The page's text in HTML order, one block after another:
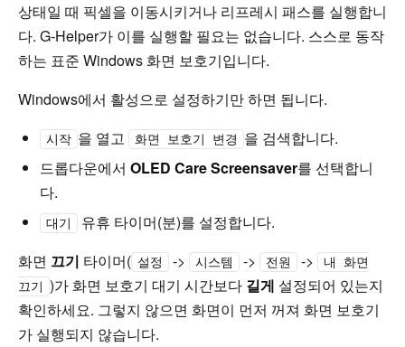
상태일 때 픽셀을 이동시키거나 리프레시 패스를 실행합니
다. G-Helper가 이를 실행할 필요는 없습니다. 스스로 동작
하는 표준 Windows 화면 보호기입니다.
Windows에서 활성으로 설정하기만 하면 됩니다.
시작 을 열고 화면 보호기 변경
을 검색합니다.
드롭다운에서 OLED Care Screensaver를 선택합니
다.
대기
유휴 타이머(분)를 설정합니다.
화면 끄기 타이머( 설정 -> 시스템 -> 전원 ->
내 화면
끄기 )가 화면 보호기 대기 시간보다 길게 설정되어 있는지
확인하세요. 그렇지 않으면 화면이 먼저 꺼져 화면 보호기
가 실행되지 않습니다.